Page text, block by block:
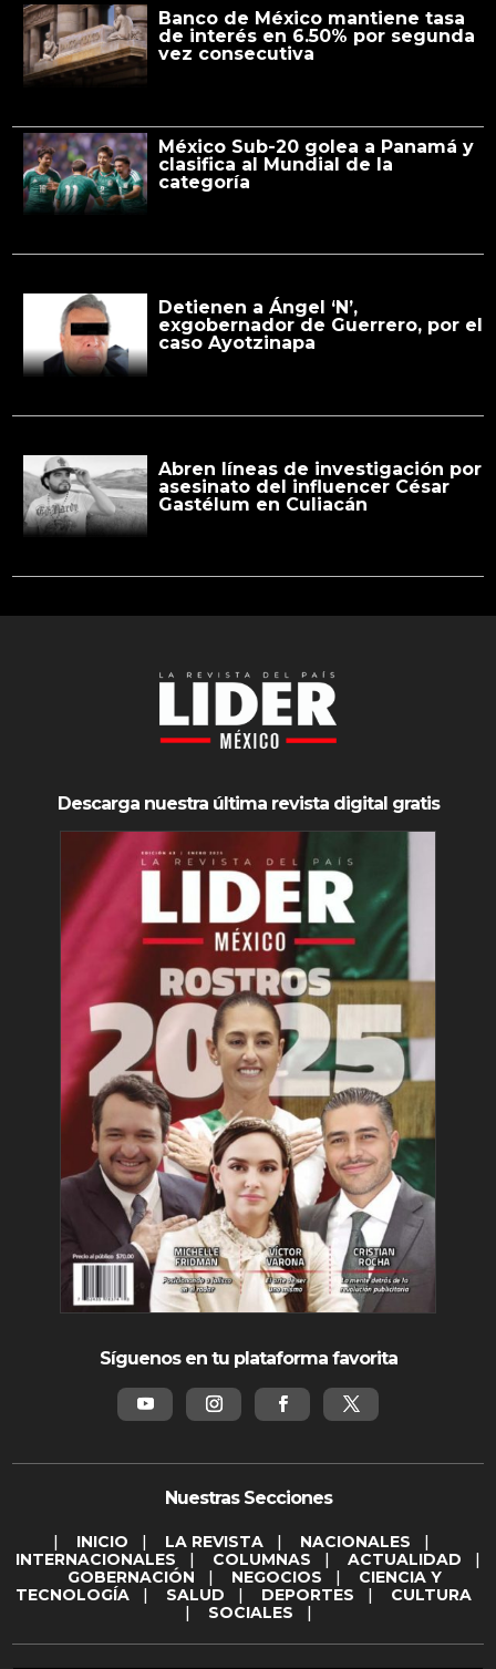
Banco de México mantiene tasa
de interés en 6.50% por segunda
vez consecutiva
México Sub-20 golea a Panamá y
clasifica al Mundial de la
categoría
Detienen a Ángel ‘N’,
exgobernador de Guerrero, por el
caso Ayotzinapa
Abren líneas de investigación por
asesinato del influencer César
Gastélum en Culiacán
Descarga nuestra última revista digital gratis
Síguenos en tu plataforma favorita
Nuestras Secciones
| INICIO | LA REVISTA | NACIONALES |
INTERNACIONALES | COLUMNAS | ACTUALIDAD |
GOBERNACIÓN | NEGOCIOS | CIENCIA Y
TECNOLOGÍA | SALUD | DEPORTES | CULTURA
| SOCIALES |